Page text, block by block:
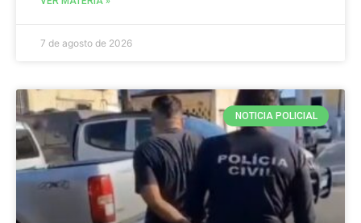
7 de agosto de 2026
NOTICIA POLICIAL